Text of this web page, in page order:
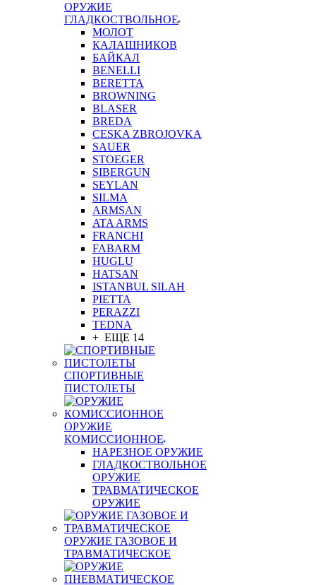
ОРУЖИЕ
ГЛАДКОСТВОЛЬНОЕ
МОЛОТ
КАЛАШНИКОВ
БАЙКАЛ
BENELLI
BERETTA
BROWNING
BLASER
BREDA
CESKA ZBROJOVKA
SAUER
STOEGER
SIBERGUN
SEYLAN
SILMA
ARMSAN
ATA ARMS
FRANCHI
FABARM
HUGLU
HATSAN
ISTANBUL SILAH
PIETTA
PERAZZI
TEDNA
+ ЕЩЕ 14
СПОРТИВНЫЕ
ПИСТОЛЕТЫ
ОРУЖИЕ
КОМИССИОННОЕ
НАРЕЗНОЕ ОРУЖИЕ
ГЛАДКОСТВОЛЬНОЕ
ОРУЖИЕ
ТРАВМАТИЧЕСКОЕ
ОРУЖИЕ
ОРУЖИЕ ГАЗОВОЕ И
ТРАВМАТИЧЕСКОЕ